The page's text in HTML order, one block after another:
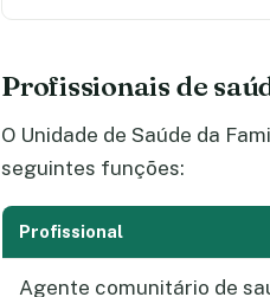
Profissionais de
O Unidade de Saúde da
seguintes funções:
Profissional
Agente comunitário de